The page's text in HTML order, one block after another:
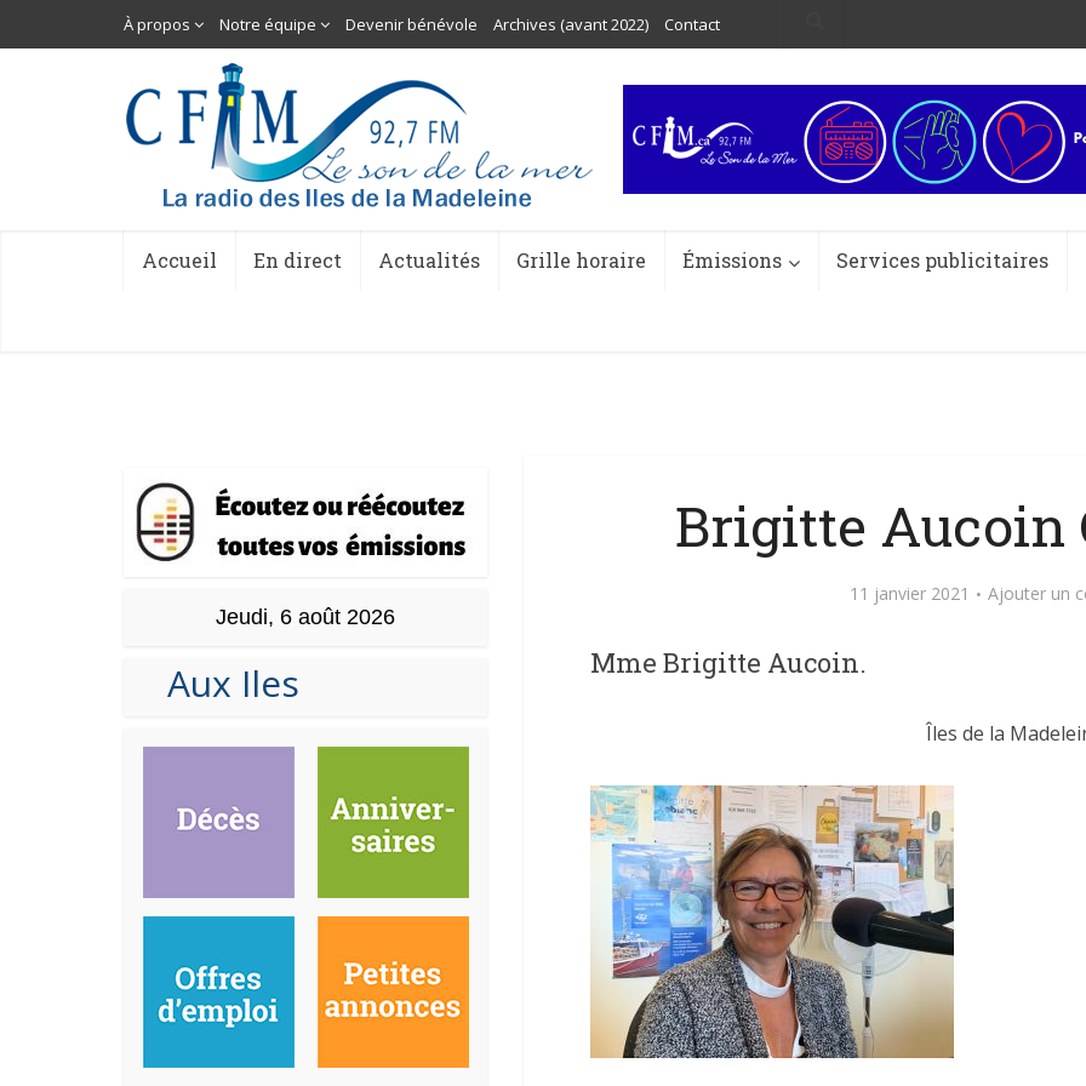
À propos Notre équipe Devenir bénévole Archives (avant 2022) Contact
Accueil En direct Actualités Grille horaire Émissions Services publicitaires
Jeudi, 6 août 2026
Aux Iles
Brigitte Aucoin
11 janvier 2021 Ajouter un
Mme Brigitte Aucoin.
Îles de la